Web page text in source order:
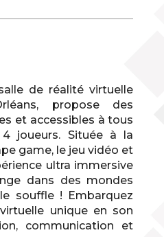
de réalité virtuelle
propose des
et accessibles à tous
joueurs. Située à la
game, le jeu vidéo et
ultra immersive
dans des mondes
souffle ! Embarquez
unique en son
communication et